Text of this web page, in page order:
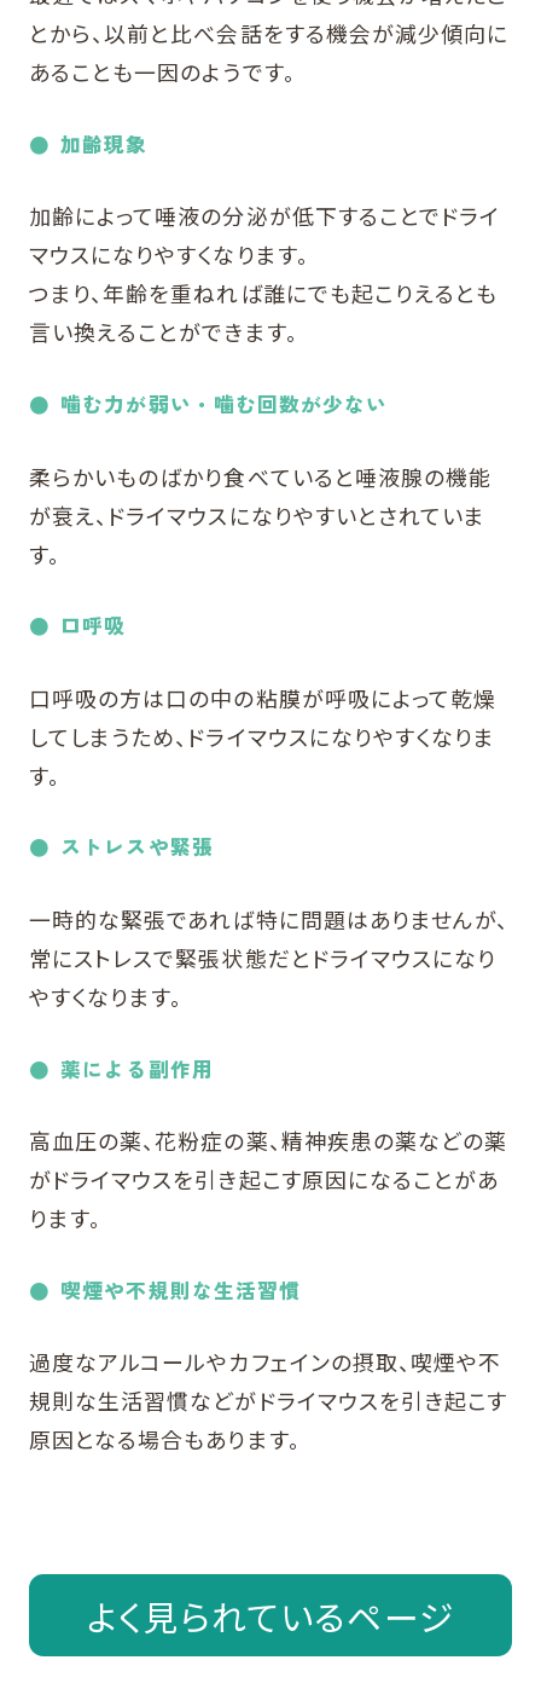
とから、以前と比べ会話をする機会が減少傾向に
あることも一因のようです。
加齢現象
加齢によって唾液の分泌が低下することでドライ
マウスになりやすくなります。
つまり、年齢を重ねれば誰にでも起こりえるとも
言い換えることができます。
噛む力が弱い・噛む回数が少ない
柔らかいものばかり食べていると唾液腺の機能
が衰え、ドライマウスになりやすいとされていま
す。
口呼吸
口呼吸の方は口の中の粘膜が呼吸によって乾燥
してしまうため、ドライマウスになりやすくなりま
す。
ストレスや緊張
一時的な緊張であれば特に問題はありませんが、
常にストレスで緊張状態だとドライマウスになり
やすくなります。
薬による副作用
高血圧の薬、花粉症の薬、精神疾患の薬などの薬
がドライマウスを引き起こす原因になることがあ
ります。
喫煙や不規則な生活習慣
過度なアルコールやカフェインの摂取、喫煙や不
規則な生活習慣などがドライマウスを引き起こす
原因となる場合もあります。
よく見られているページ